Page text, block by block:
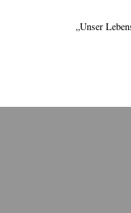
„Unser